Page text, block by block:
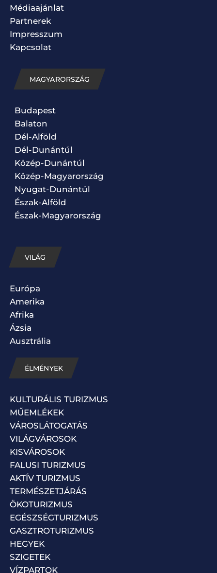
Médiaajánlat
Partnerek
Impresszum
Kapcsolat
MAGYARORSZÁG
Budapest
Balaton
Dél-Alföld
Dél-Dunántúl
Közép-Dunántúl
Közép-Magyarország
Nyugat-Dunántúl
Észak-Alföld
Észak-Magyarország
VILÁG
Európa
Amerika
Afrika
Ázsia
Ausztrália
ÉLMÉNYEK
KULTURÁLIS TURIZMUS
MŰEMLÉKEK
VÁROSLÁTOGATÁS
VILÁGVÁROSOK
KISVÁROSOK
FALUSI TURIZMUS
AKTÍV TURIZMUS
TERMÉSZETJÁRÁS
ÖKOTURIZMUS
EGÉSZSÉGTURIZMUS
GASZTROTURIZMUS
HEGYEK
SZIGETEK
VÍZPARTOK